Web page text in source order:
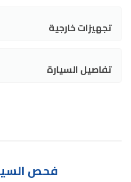
تجهيزات خارجية
تفاصيل السيارة
فحص